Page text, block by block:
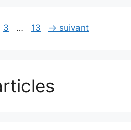
Page
3 … Page
13 → suivant